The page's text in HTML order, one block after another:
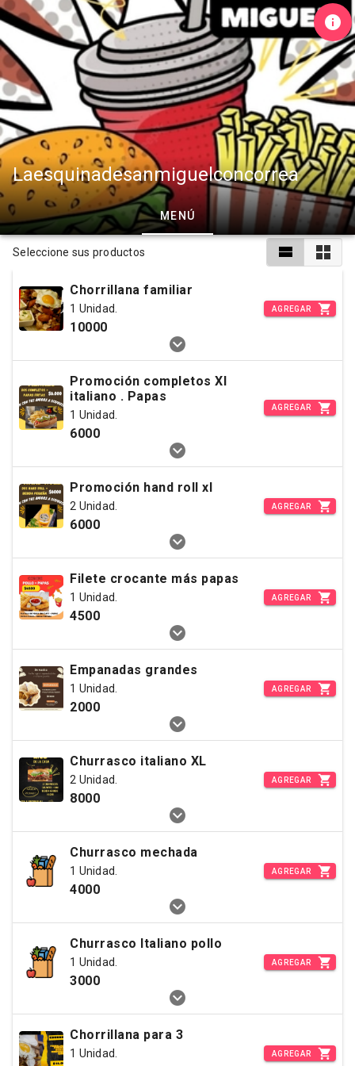
Laesquinadesanmiguelconcorrea
MENÚ
Seleccione sus productos
Chorrillana familiar
1 Unidad.
10000
AGREGAR
Promoción completos Xl
italiano . Papas
1 Unidad.
6000
AGREGAR
Promoción hand roll xl
2 Unidad.
6000
AGREGAR
Filete crocante más papas
1 Unidad.
4500
AGREGAR
Empanadas grandes
1 Unidad.
2000
AGREGAR
Churrasco italiano XL
2 Unidad.
8000
AGREGAR
Churrasco mechada
1 Unidad.
4000
AGREGAR
Churrasco Italiano pollo
1 Unidad.
3000
AGREGAR
Chorrillana para 3
1 Unidad. AGREGAR